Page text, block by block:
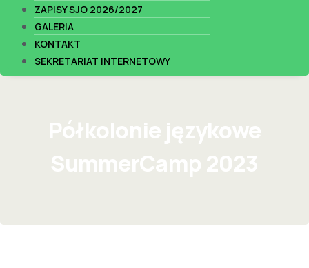
ZAPISY SJO 2026/2027
GALERIA
KONTAKT
SEKRETARIAT INTERNETOWY
Półkolonie językowe
SummerCamp 2023